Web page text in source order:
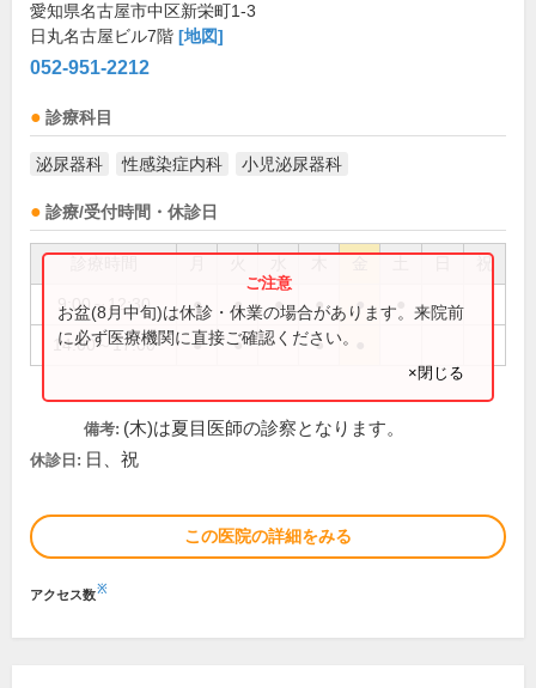
愛知県名古屋市中区新栄町1-3
日丸名古屋ビル7階 [地図]
052-951-2212
診療科目
泌尿器科 性感染症内科 小児泌尿器科
診療/受付時間・休診日
祝
9:00～12:30 ● ● ● ● ●
14:00～17:00 ● ● ●
お盆(8月中旬)は休診・休業の場合があります。来院前
に必ず医療機関に直接ご確認ください。
×閉じる
備考: (木)は夏目医師の診察となります。
休診日: 日、祝
この医院の詳細をみる
アクセス数※